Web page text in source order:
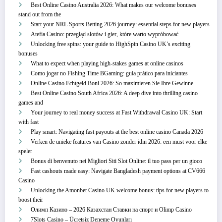
Best Online Casino Australia 2026: What makes our welcome bonuses
stand out from the
Start your NRL Sports Betting 2026 journey: essential steps for new players
Atefia Casino: przegląd slotów i gier, które warto wypróbować
Unlocking free spins: your guide to HighSpin Casino UK’s exciting
bonuses
What to expect when playing high-stakes games at online casinos
Como jogar no Fishing Time BGaming: guia prático para iniciantes
Online Casino Echtgeld Boni 2026: So maximieren Sie Ihre Gewinne
Best Online Casino South Africa 2026: A deep dive into thrilling casino
games and
Your journey to real money success at Fast Withdrawal Casino UK: Start
with fast
Play smart: Navigating fast payouts at the best online casino Canada 2026
Verken de unieke features van Casino zonder idin 2026: een must voor elke
speler
Bonus di benvenuto nei Migliori Siti Slot Online: il tuo pass per un gioco
Fast cashouts made easy: Navigate Bangladesh payment options at CV666
Casino
Unlocking the Amonbet Casino UK welcome bonus: tips for new players to
boost their
Олимп Казино – 2026 Казахстан Ставки на спорт и Olimp Casino
7Slots Casino – Ücretsiz Deneme Oyunları